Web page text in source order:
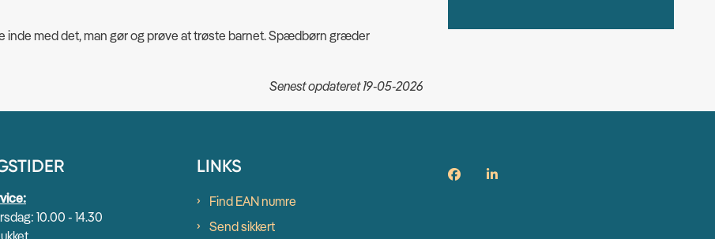
med det, man gør og prøve at trøste barnet. Spædbørn græder
Senest opdateret 19-05-2026
10.00 - 14.30
LINKS
Find EAN numre
Send sikkert